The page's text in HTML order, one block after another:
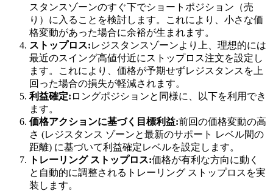
スタンスゾーンのすぐ下でショートポジション（売
り）に入ることを検討します。これにより、小さな価
格変動があった場合に余裕が生まれます。
ストップロス:レジスタンスゾーンより上、理想的には
最近のスイング高値付近にストップロス注文を設定し
ます。これにより、価格が予期せずレジスタンスを上
回った場合の損失が軽減されます。
利益確定: ロングポジションと同様に、以下を利用でき
ます。
価格アクションに基づく目標利益:前回の価格変動の高
さ (レジスタンス ゾーンと最新のサポート レベル間の
距離) に基づいて利益確定レベルを設定します。
トレーリング ストップロス:価格が有利な方向に動く
と自動的に調整されるトレーリング ストップロスを実
装します。